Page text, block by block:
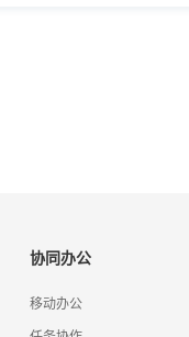
协同办公
移动办公